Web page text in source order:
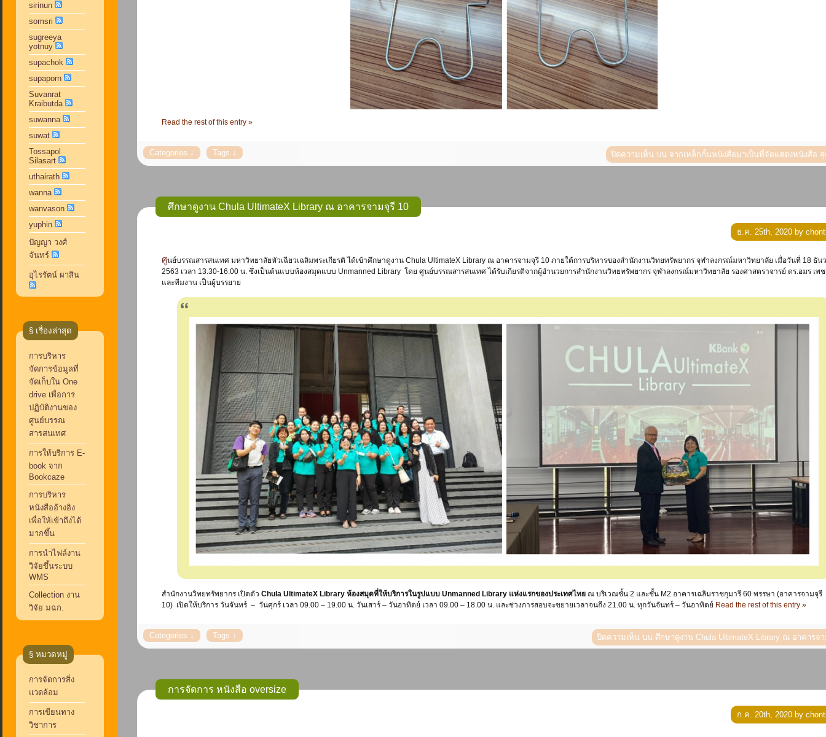
sirinun
somsri
sugreeya
yotnuy
supachok
supaporn
Suvanrat
Kraibutda
suwanna
suwat
Tossapol
Silasart
uthairath
wanna
wanvason
yuphin
ปัญญา วงศ์
จันทร์
อุไรรัตน์ ผาสิน
§ เรื่องล่าสุด
การบริหาร
จัดการข้อมูลที่
จัดเก็บใน One
drive เพื่อการ
ปฏิบัติงานของ
ศูนย์บรรณ
สารสนเทศ
การให้บริการ E-
book จาก
Bookcaze
การบริหาร
หนังสืออ้างอิง
เพื่อให้เข้าถึงได้
มากขึ้น
การนำไฟล์งาน
วิจัยขึ้นระบบ
WMS
Collection งาน
วิจัย มฉก.
§ หมวดหมู่
การจัดการสิ่ง
แวดล้อม
การเขียนทาง
วิชาการ
Read the rest of this entry »
ปิดความเห็น บน จากเหล็กกั้นหนังสือมาเป็นที่จัดแสดงหนังสือ สุ
ศึกษาดูงาน Chula UltimateX Library ณ อาคารจามจุรี 10
ธ.ค. 25th, 2020 by
ศูนย์บรรณสารสนเทศ มหาวิทยาลัยหัวเฉียวเฉลิมพระเกียรติ ได้เข้าศึกษาดูงาน Chula UltimateX Library ณ อาคารจามจุรี 10 ภายใต้การบริหารของสำนักงานวิทยทรัพยากร จุฬาลงกรณ์มหาวิทยาลัย เมื่อวันที่ 18 ธันวาคม
2563 เวลา 13.30-16.00 น. ซึ่งเป็นต้นแบบห้องสมุดแบบ Unmanned Library โดย ศูนย์บรรณสารสนเทศ ได้รับเกียรติจากผู้อำนวยการสำนักงานวิทยทรัพยากร จุฬาลงกรณ์มหาวิทยาลัย รองศาสตราจารย์ ดร.อมร เพ
และทีมงาน เป็นผู้บรรยาย
สำนักงานวิทยทรัพยากร เปิดตัว Chula UltimateX Library ห้องสมุดที่ให้บริการในรูปแบบ Unmanned Library แห่งแรกของประเทศไทย ณ บริเวณชั้น 2 และชั้น M2 อาคารเฉลิมราชกุมารี 60 พรรษา (อาคารจามจุรี
10) เปิดให้บริการ วันจันทร์ – วันศุกร์ เวลา 09.00 – 19.00 น. วันเสาร์ – วันอาทิตย์ เวลา 09.00 – 18.00 น. และช่วงการสอบจะขยายเวลาจนถึง 21.00 น. ทุกวันจันทร์ – วันอาทิตย์ Read the rest of this entry »
ปิดความเห็น บน ศึกษาดูงาน Chula UltimateX Library ณ อาคารจ
การจัดการ หนังสือ oversize
ก.ค. 20th, 2020 by